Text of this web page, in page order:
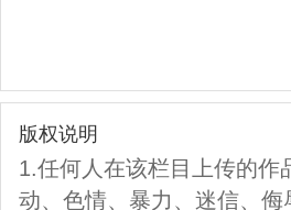
版权说明
1.任何人在该栏目上传的作
动、色情、暴力、迷信、